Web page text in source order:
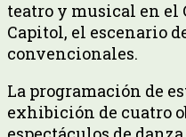
teatro y musical en el
Capitol, el escenario
convencionales.
La programación de
exhibición de cuatro